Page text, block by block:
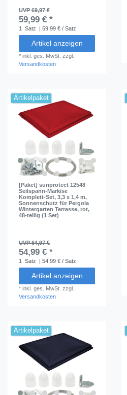
UVP 69,97 €
59,99 € *
1 Satz | 59,99 € / Satz
Artikel anzeigen
*inkl. ges. MwSt. zzgl.
Versandkosten
Artikelpaket
[Paket] sunprotect 12548
Seilspann-Markise
Komplett-Set, 3,3 x 1,4 m,
Sonnenschutz für Pergola
Wintergarten Terrasse, rot,
48-teilig (1 Set)
UVP 64,97 €
54,99 € *
1 Satz | 54,99 € / Satz
Artikel anzeigen
*inkl. ges. MwSt. zzgl.
Versandkosten
Artikelpaket